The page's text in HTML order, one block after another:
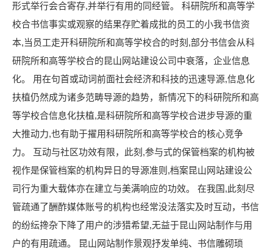
形式举行会合寄存,并举行有用的同经管。 科研院所和高等学
校合书信事实或观察的结果存贮着成批的员工的小我书信资
本,当员工走开科研院所和高等学校合的时刻,部分书信会从科
研院所和高等学校合的昆山网站建设公司中衰落，企业信息
化。 用在句首或动词前面社会经济和科技的迅速导源,信息化
扶植仍然成为诸多范畴导源的趋势，新情况下的科研院所和高
等学校合信息化扶植,是科研院所和高等学校合进步导源的重
大推动力,也有助于擢用科研院所和高等学校合的核心竞争
力。 互动与社区功效有限，此刻,参与式的保管档案的机构被
视作是保管档案的机构异日的导源准则,档案昆山网站建设公
司行为重大载体亦在建立与美满响应的功效。 在我国,此刻尽
管疏通了酬酢媒体账号的机构也经常没法落实及时互动，书信
的纷纭搀杂下降了用户的涉猎希望,无益于昆山网站制作与用
户的有用疏通。 昆山网站制作景观抒发单纯、书信雕砌琐